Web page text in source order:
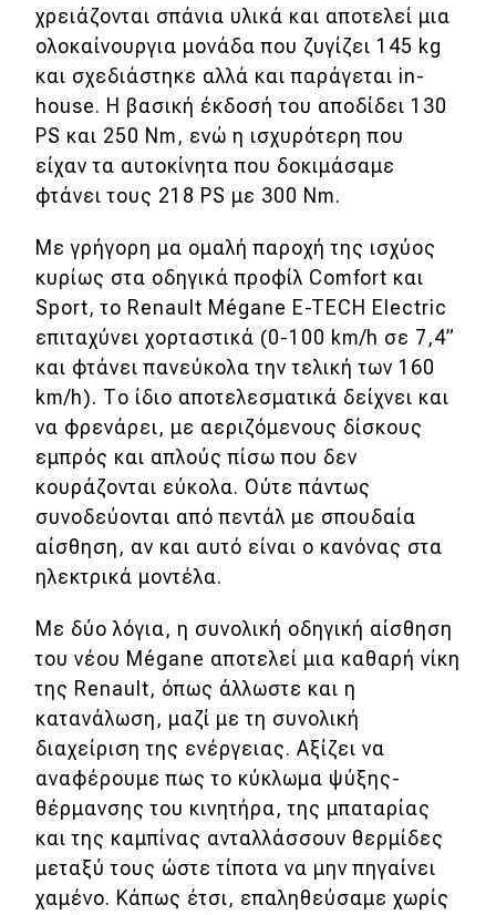
χρειάζονται σπάνια υλικά και αποτελεί μια
ολοκαίνουργια μονάδα που ζυγίζει 145 kg
και σχεδιάστηκε αλλά και παράγεται in-
house. Η βασική έκδοσή του αποδίδει 130
PS και 250 Nm, ενώ η ισχυρότερη που
είχαν τα αυτοκίνητα που δοκιμάσαμε
φτάνει τους 218 PS με 300 Nm.
Με γρήγορη μα ομαλή παροχή της ισχύος
κυρίως στα οδηγικά προφίλ Comfort και
Sport, το Renault Mégane E-TECH Electric
επιταχύνει χορταστικά (0-100 km/h σε 7,4”
και φτάνει πανεύκολα την τελική των 160
km/h). Το ίδιο αποτελεσματικά δείχνει και
να φρενάρει, με αεριζόμενους δίσκους
εμπρός και απλούς πίσω που δεν
κουράζονται εύκολα. Ούτε πάντως
συνοδεύονται από πεντάλ με σπουδαία
αίσθηση, αν και αυτό είναι ο κανόνας στα
ηλεκτρικά μοντέλα.
Με δύο λόγια, η συνολική οδηγική αίσθηση
του νέου Mégane αποτελεί μια καθαρή νίκη
της Renault, όπως άλλωστε και η
κατανάλωση, μαζί με τη συνολική
διαχείριση της ενέργειας. Αξίζει να
αναφέρουμε πως το κύκλωμα ψύξης-
θέρμανσης του κινητήρα, της μπαταρίας
και της καμπίνας ανταλλάσσουν θερμίδες
μεταξύ τους ώστε τίποτα να μην πηγαίνει
χαμένο. Κάπως έτσι, επαληθεύσαμε χωρίς